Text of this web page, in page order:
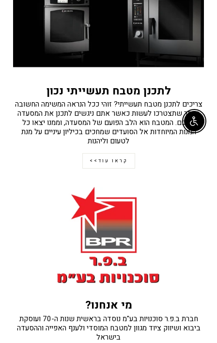
לתכנן מטבח תעשייתי נכון
צריכים לתכנן מטבח תעשייתי? זוהי ככל הנראה המשימה החשובה
ביותר שתצטרכו לעשות כאשר אתם ניגשים לתכנן את המסעדה
שלכם. המטבח הוא הלב הפועם של המסעדה, וממנו יצאו כל
המנות המיוחדות אל הסועדים שמחכים בכיליון עיניים על מנת
לטעום וליהנות
קראו עוד>>
מי אנחנו?
חברת ב.פ.ר סוכנויות בע"מ נוסדה בראשית שנות ה-70 ועוסקת
ביבוא ושיווק ציוד מגוון למטבח המוסדי ולענף האפייה וההסעדה
בישראל
Enable accessibility